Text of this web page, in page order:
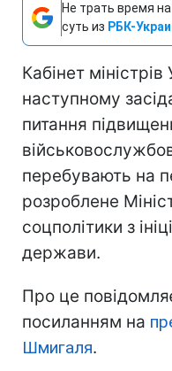
Не трать время
суть из РБК-
Кабінет міністрів
наступному
питання
перебувають на
розроблене
соцполітики з
держави.
Про це
посиланням на
Шмигаля.